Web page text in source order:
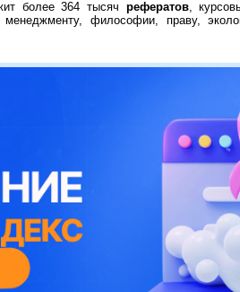
более 364 тысяч рефератов,
менеджменту, философии, праву,